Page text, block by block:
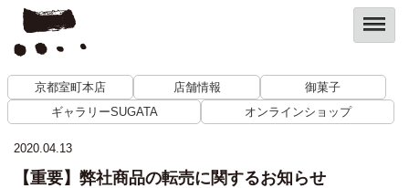
京都室町本店 店舗情報
御菓子
ギャラリーSUGATA
オンラインショップ
2020.04.13
【重要】弊社商品の転売に関するお知らせ